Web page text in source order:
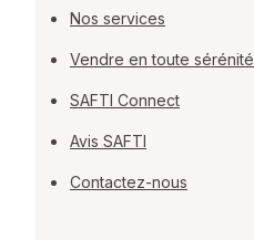
Nos services
Vendre en toute sérénité
SAFTI Connect
Avis SAFTI
Contactez-nous